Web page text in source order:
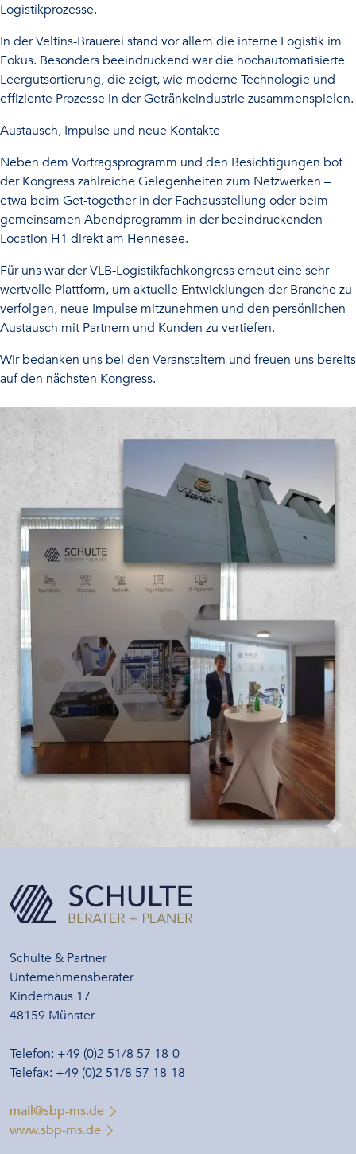
Logistikprozesse.
In der Veltins-Brauerei stand vor allem die interne Logistik im
Fokus. Besonders beeindruckend war die hochautomatisierte
Leergutsortierung, die zeigt, wie moderne Technologie und
effiziente Prozesse in der Getränkeindustrie zusammenspielen.
Austausch, Impulse und neue Kontakte
Neben dem Vortragsprogramm und den Besichtigungen bot
der Kongress zahlreiche Gelegenheiten zum Netzwerken –
etwa beim Get-together in der Fachausstellung oder beim
gemeinsamen Abendprogramm in der beeindruckenden
Location H1 direkt am Hennesee.
Für uns war der VLB-Logistikfachkongress erneut eine sehr
wertvolle Plattform, um aktuelle Entwicklungen der Branche zu
verfolgen, neue Impulse mitzunehmen und den persönlichen
Austausch mit Partnern und Kunden zu vertiefen.
Wir bedanken uns bei den Veranstaltern und freuen uns bereits
auf den nächsten Kongress.
Schulte & Partner
Unternehmensberater
Kinderhaus 17
48159 Münster
Telefon: +49 (0)2 51/8 57 18-0
Telefax: +49 (0)2 51/8 57 18-18
mail@sbp-ms.de
www.sbp-ms.de